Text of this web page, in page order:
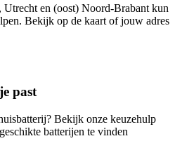
en (oost) Noord-Brabant kun
Bekijk op de kaart of jouw adres
past
Bekijk onze keuzehulp
batterijen te vinden